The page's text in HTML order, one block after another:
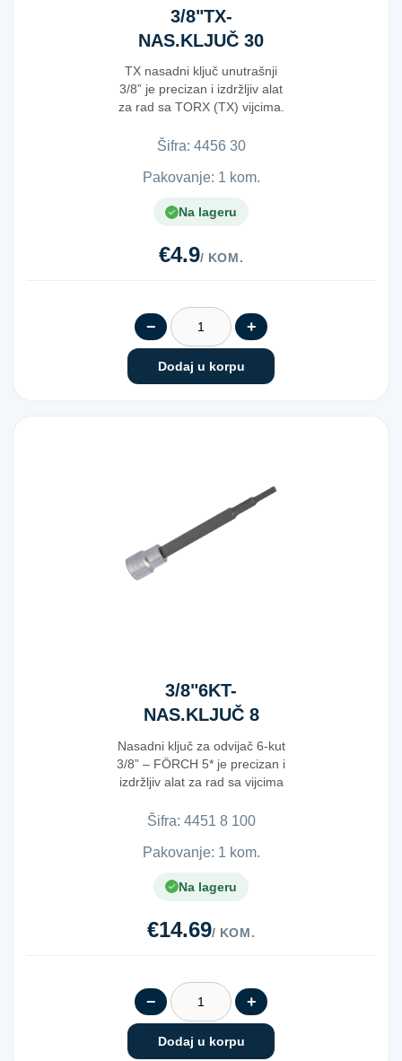
3/8"TX-
NAS.KLJUČ 30
50MM
TX nasadni ključ unutrašnji
3/8” je precizan i izdržljiv alat
za rad sa TORX (TX) vijcima.
Šifra: 4​4​5​6​ ​3​0​
Pakovanje: 1 kom.
Na lageru
€4.9/ KOM.
− +
Dodaj u korpu
3/8"6KT-
NAS.KLJUČ 8
100MM 5*
Nasadni ključ za odvijač 6-kut
3/8” – FÖRCH 5* je precizan i
izdržljiv alat za rad sa vijcima
Šifra: 4​4​5​1​ ​8​ ​1​0​0​
Pakovanje: 1 kom.
Na lageru
€14.69/ KOM.
− +
Dodaj u korpu